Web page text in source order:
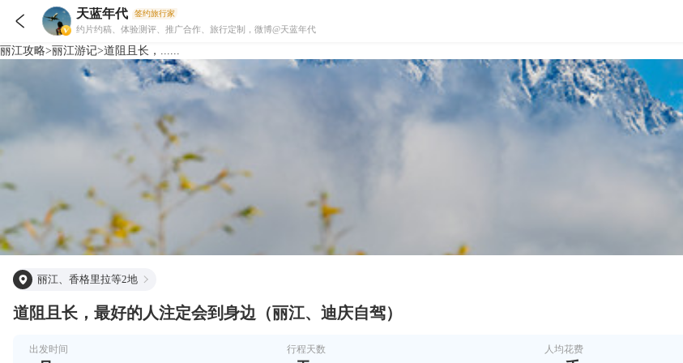
 天蓝年代 签约旅行家
约片约稿、体验测评、推广合作、旅行定制，微博@天蓝年代
丽江攻略>丽江游记>道阻且长，......
丽江、香格里拉等2地
道阻且长，最好的人注定会到身边（丽江、迪庆自驾）
出发时间 行程天数 人均花费